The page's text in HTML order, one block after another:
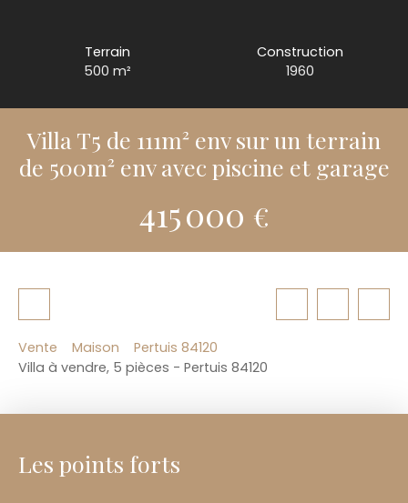
Terrain
500m²
Construction
1960
Villa T5 de 111m² env sur un terrain
de 500m² env avec piscine et garage
415 000 €
Vente Maison
Pertuis 84120
Villa à vendre, 5 pièces - Pertuis 84120
Les points forts